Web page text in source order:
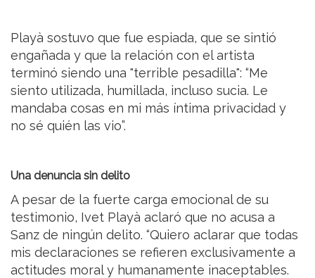
Playà sostuvo que fue espiada, que se sintió
engañada y que la relación con el artista
terminó siendo una "terrible pesadilla": “Me
siento utilizada, humillada, incluso sucia. Le
mandaba cosas en mi más íntima privacidad y
no sé quién las vio”.
Una denuncia sin delito
A pesar de la fuerte carga emocional de su
testimonio, Ivet Playà aclaró que no acusa a
Sanz de ningún delito. “Quiero aclarar que todas
mis declaraciones se refieren exclusivamente a
actitudes moral y humanamente inaceptables.